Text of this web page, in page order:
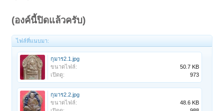
(องค์นี้ปิดแล้วครับ)
ไฟล์ที่แนบมา:
กุมาร2.1.jpg
ขนาดไฟล์:
50.7 KB
เปิดดู:
973
กุมาร2.2.jpg
ขนาดไฟล์:
48.6 KB